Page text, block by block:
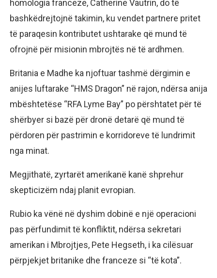
homologia franceze, Catherine Vautrin, do të
bashkëdrejtojnë takimin, ku vendet partnere pritet
të paraqesin kontributet ushtarake që mund të
ofrojnë për misionin mbrojtës në të ardhmen.
Britania e Madhe ka njoftuar tashmë dërgimin e
anijes luftarake “HMS Dragon” në rajon, ndërsa anija
mbështetëse “RFA Lyme Bay” po përshtatet për të
shërbyer si bazë për dronë detarë që mund të
përdoren për pastrimin e korridoreve të lundrimit
nga minat.
Megjithatë, zyrtarët amerikanë kanë shprehur
skepticizëm ndaj planit evropian.
Rubio ka vënë në dyshim dobinë e një operacioni
pas përfundimit të konfliktit, ndërsa sekretari
amerikan i Mbrojtjes, Pete Hegseth, i ka cilësuar
përpjekjet britanike dhe franceze si “të kota”.